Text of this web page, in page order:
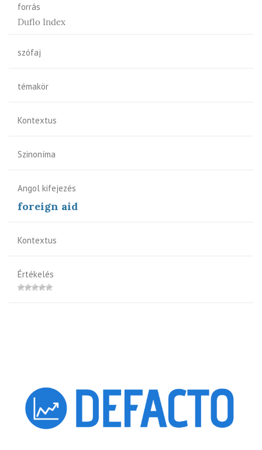
forrás
Duflo Index
szófaj
témakör
Kontextus
Szinoníma
Angol kifejezés
foreign aid
Kontextus
Értékelés